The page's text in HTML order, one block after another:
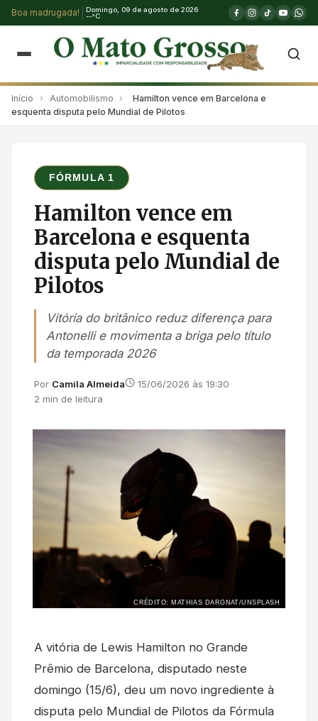
Boa madrugada!
Domingo, 09 de agosto de 2026
--°C
Início › Automobilismo ›
Hamilton vence em Barcelona e
esquenta disputa pelo Mundial de Pilotos
FÓRMULA 1
Hamilton vence em
Barcelona e esquenta
disputa pelo Mundial de
Pilotos
Vitória do britânico reduz diferença para
Antonelli e movimenta a briga pelo título
da temporada 2026
Por Camila Almeida
15/06/2026 às 19:30
2 min de leitura
CRÉDITO: MATHIAS DARGNAT/UNSPLASH
A vitória de Lewis Hamilton no Grande
Prêmio de Barcelona, disputado neste
domingo (15/6), deu um novo ingrediente à
disputa pelo Mundial de Pilotos da Fórmula